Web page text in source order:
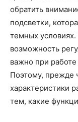
обратить
подсветки,
темных
возможность
важно при
Поэтому, прежде
характеристики
тем, какие